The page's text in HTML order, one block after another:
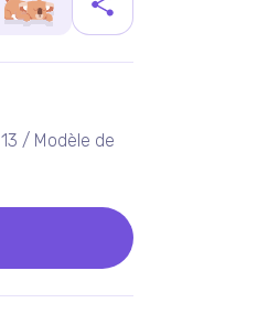
/ Modèle de